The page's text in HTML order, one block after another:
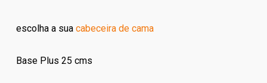
escolha a sua cabeceira de cama
Base Plus 25 cms